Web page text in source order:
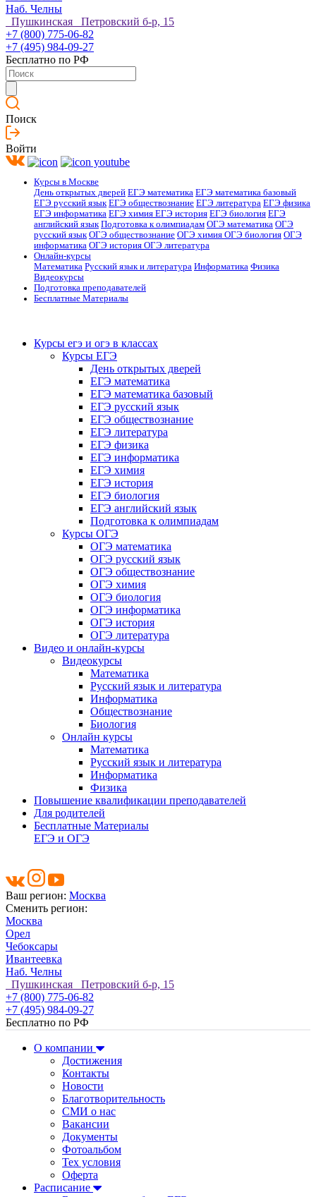
Наб. Челны
Пушкинская Петровский б-р, 15
+7 (800) 775-06-82
+7 (495) 984-09-27
Бесплатно по РФ
Поиск
Войти
Курсы в Москве
День открытых дверей ЕГЭ математика ЕГЭ математика базовый
ЕГЭ русский язык ЕГЭ обществознание ЕГЭ литература ЕГЭ физика
ЕГЭ информатика ЕГЭ химия ЕГЭ история ЕГЭ биология ЕГЭ
английский язык Подготовка к олимпиадам ОГЭ математика ОГЭ
русский язык ОГЭ обществознание ОГЭ химия ОГЭ биология ОГЭ
информатика ОГЭ история ОГЭ литература
Онлайн-курсы
Математика Русский язык и литература Информатика Физика
Видеокурсы
Подготовка преподавателей
Бесплатные Материалы
Курсы егэ и огэ в классах
Курсы ЕГЭ
День открытых дверей
ЕГЭ математика
ЕГЭ математика базовый
ЕГЭ русский язык
ЕГЭ обществознание
ЕГЭ литература
ЕГЭ физика
ЕГЭ информатика
ЕГЭ химия
ЕГЭ история
ЕГЭ биология
ЕГЭ английский язык
Подготовка к олимпиадам
Курсы ОГЭ
ОГЭ математика
ОГЭ русский язык
ОГЭ обществознание
ОГЭ химия
ОГЭ биология
ОГЭ информатика
ОГЭ история
ОГЭ литература
Видео и онлайн-курсы
Видеокурсы
Математика
Русский язык и литература
Информатика
Обществознание
Биология
Онлайн курсы
Математика
Русский язык и литература
Информатика
Физика
Повышение квалификации преподавателей
Для родителей
Бесплатные Материалы
ЕГЭ и ОГЭ
Ваш регион: Москва
Сменить регион:
Москва
Орел
Чебоксары
Ивантеевка
Наб. Челны
Пушкинская Петровский б-р, 15
+7 (800) 775-06-82
+7 (495) 984-09-27
Бесплатно по РФ
О компании
Достижения
Контакты
Новости
Благотворительность
СМИ о нас
Вакансии
Документы
Фотоальбом
Тех условия
Оферта
Расписание